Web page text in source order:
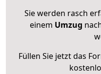
Sie werden rasch
einem Umzug
Füllen Sie jetzt das